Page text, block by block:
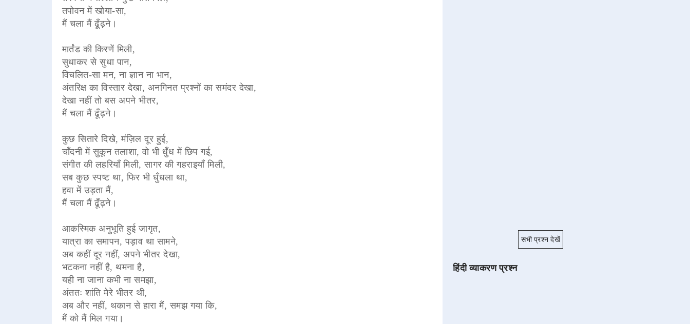
तपोवन में खोया-सा,
मैं चला मैं ढूँढ़ने।
मार्तंड की किरणें मिली,
सुधाकर से सुधा पान,
विचलित-सा मन, ना ज्ञान ना भान,
अंतरिक्ष का विस्तार देखा, अनगिनत प्रश्नों का समंदर देखा,
देखा नहीं तो बस अपने भीतर,
मैं चला मैं ढूँढ़ने।
कुछ सितारे दिखे, मंज़िल दूर हुई,
चाँदनी में सुकून तलाशा, वो भी धुँध में छिप गई,
संगीत की लहरियाँ मिली, सागर की गहराइयाँ मिली,
सब कुछ स्पष्ट था, फिर भी धुँधला था,
हवा में उड़ता मैं,
मैं चला मैं ढूँढ़ने।
आकस्मिक अनुभूति हुई जागृत,
यात्रा का समापन, पड़ाव था सामने,
अब कहीं दूर नहीं, अपने भीतर देखा,
भटकना नहीं है, थमना है,
यही ना जाना कभी ना समझा,
अंततः शांति मेरे भीतर थी,
अब और नहीं, थकान से हारा मैं, समझ गया कि,
मैं को मैं मिल गया।
सभी प्रश्न देखें
हिंदी व्याकरण प्रश्न